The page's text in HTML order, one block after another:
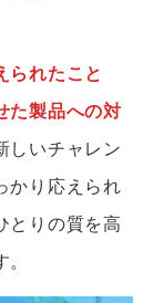
られたこと
た製品への対
しいチャレン
かり応えられ
とりの質を高